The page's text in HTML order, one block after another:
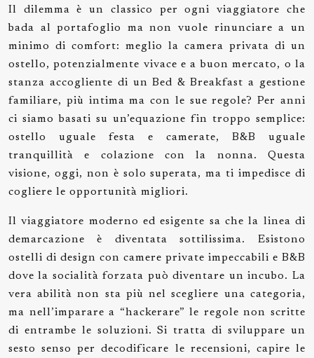
Il dilemma è un classico per ogni viaggiatore che
bada al portafoglio ma non vuole rinunciare a un
minimo di comfort: meglio la camera privata di un
ostello, potenzialmente vivace e a buon mercato, o la
stanza accogliente di un Bed & Breakfast a gestione
familiare, più intima ma con le sue regole? Per anni
ci siamo basati su un’equazione fin troppo semplice:
ostello uguale festa e camerate, B&B uguale
tranquillità e colazione con la nonna. Questa
visione, oggi, non è solo superata, ma ti impedisce di
cogliere le opportunità migliori.
Il viaggiatore moderno ed esigente sa che la linea di
demarcazione è diventata sottilissima. Esistono
ostelli di design con camere private impeccabili e B&B
dove la socialità forzata può diventare un incubo. La
vera abilità non sta più nel scegliere una categoria,
ma nell’imparare a “hackerare” le regole non scritte
di entrambe le soluzioni. Si tratta di sviluppare un
sesto senso per decodificare le recensioni, capire le